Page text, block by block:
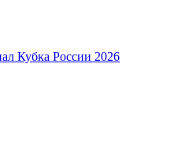
Кубка России 2026